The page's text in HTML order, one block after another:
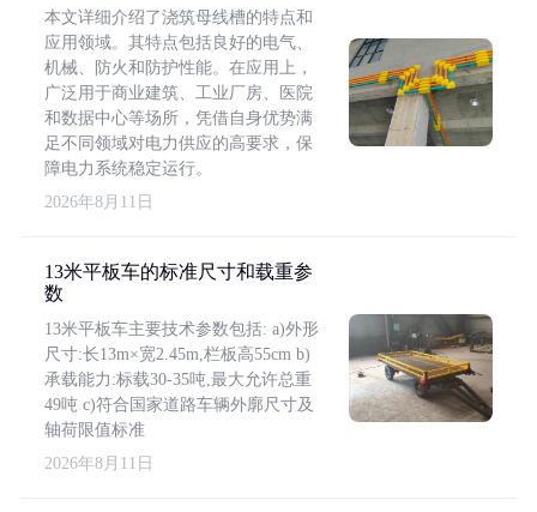
本文详细介绍了浇筑母线槽的特点和
应用领域。其特点包括良好的电气、
机械、防火和防护性能。在应用上，
广泛用于商业建筑、工业厂房、医院
和数据中心等场所，凭借自身优势满
足不同领域对电力供应的高要求，保
障电力系统稳定运行。
2026年8月11日
13米平板车的标准尺寸和载重参
数
13米平板车主要技术参数包括: a)外形
尺寸:长13m×宽2.45m,栏板高55cm b)
承载能力:标载30-35吨,最大允许总重
49吨 c)符合国家道路车辆外廓尺寸及
轴荷限值标准
2026年8月11日